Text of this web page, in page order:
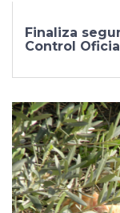
Finaliza
Control